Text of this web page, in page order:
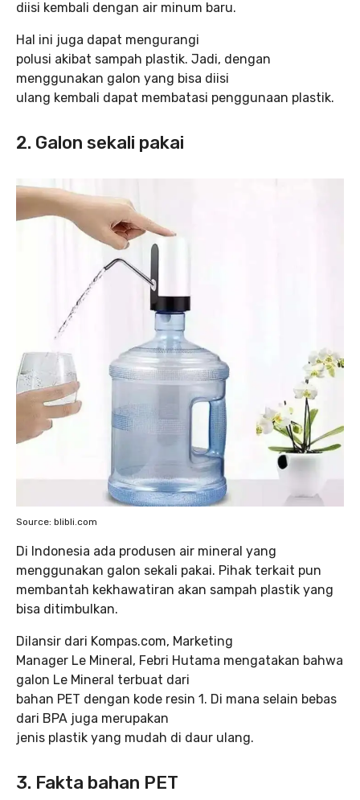
diisi kembali dengan air minum baru.
Hal ini juga dapat mengurangi
polusi akibat sampah plastik. Jadi, dengan
menggunakan galon yang bisa diisi
ulang kembali dapat membatasi penggunaan plastik.
2. Galon sekali pakai
Source: blibli.com
Di Indonesia ada produsen air mineral yang
menggunakan galon sekali pakai. Pihak terkait pun
membantah kekhawatiran akan sampah plastik yang
bisa ditimbulkan.
Dilansir dari Kompas.com, Marketing
Manager Le Mineral, Febri Hutama mengatakan bahwa
galon Le Mineral terbuat dari
bahan PET dengan kode resin 1. Di mana selain bebas
dari BPA juga merupakan
jenis plastik yang mudah di daur ulang.
3. Fakta bahan PET